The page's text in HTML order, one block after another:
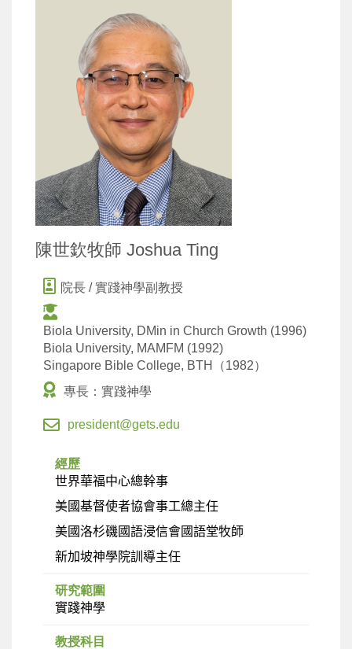
陳世欽牧師 Joshua Ting
院長 / 實踐神學副教授
Biola University, DMin in Church Growth (1996)
Biola University, MAMFM (1992)
Singapore Bible College, BTH（1982）
專長：實踐神學
president@gets.edu
經歷
世界華福中心總幹事
美國基督使者協會事工總主任
美國洛杉磯國語浸信會國語堂牧師
新加坡神學院訓導主任
研究範圍
實踐神學
教授科目